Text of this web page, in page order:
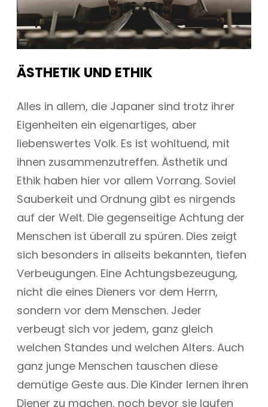
ÄSTHETIK UND ETHIK
Alles in allem, die Japaner sind trotz ihrer
Eigenheiten ein eigenartiges, aber
liebenswertes Volk. Es ist wohltuend, mit
ihnen zusammenzutreffen. Ästhetik und
Ethik haben hier vor allem Vorrang. Soviel
Sauberkeit und Ordnung gibt es nirgends
auf der Welt. Die gegenseitige Achtung der
Menschen ist überall zu spüren. Dies zeigt
sich besonders in allseits bekannten, tiefen
Verbeugungen. Eine Achtungsbezeugung,
nicht die eines Dieners vor dem Herrn,
sondern vor dem Menschen. Jeder
verbeugt sich vor jedem, ganz gleich
welchen Standes und welchen Alters. Auch
ganz junge Menschen tauschen diese
demütige Geste aus. Die Kinder lernen ihren
Diener zu machen, noch bevor sie laufen